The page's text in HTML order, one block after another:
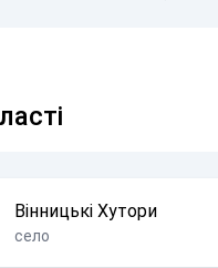
Вінницькі Хутори
село